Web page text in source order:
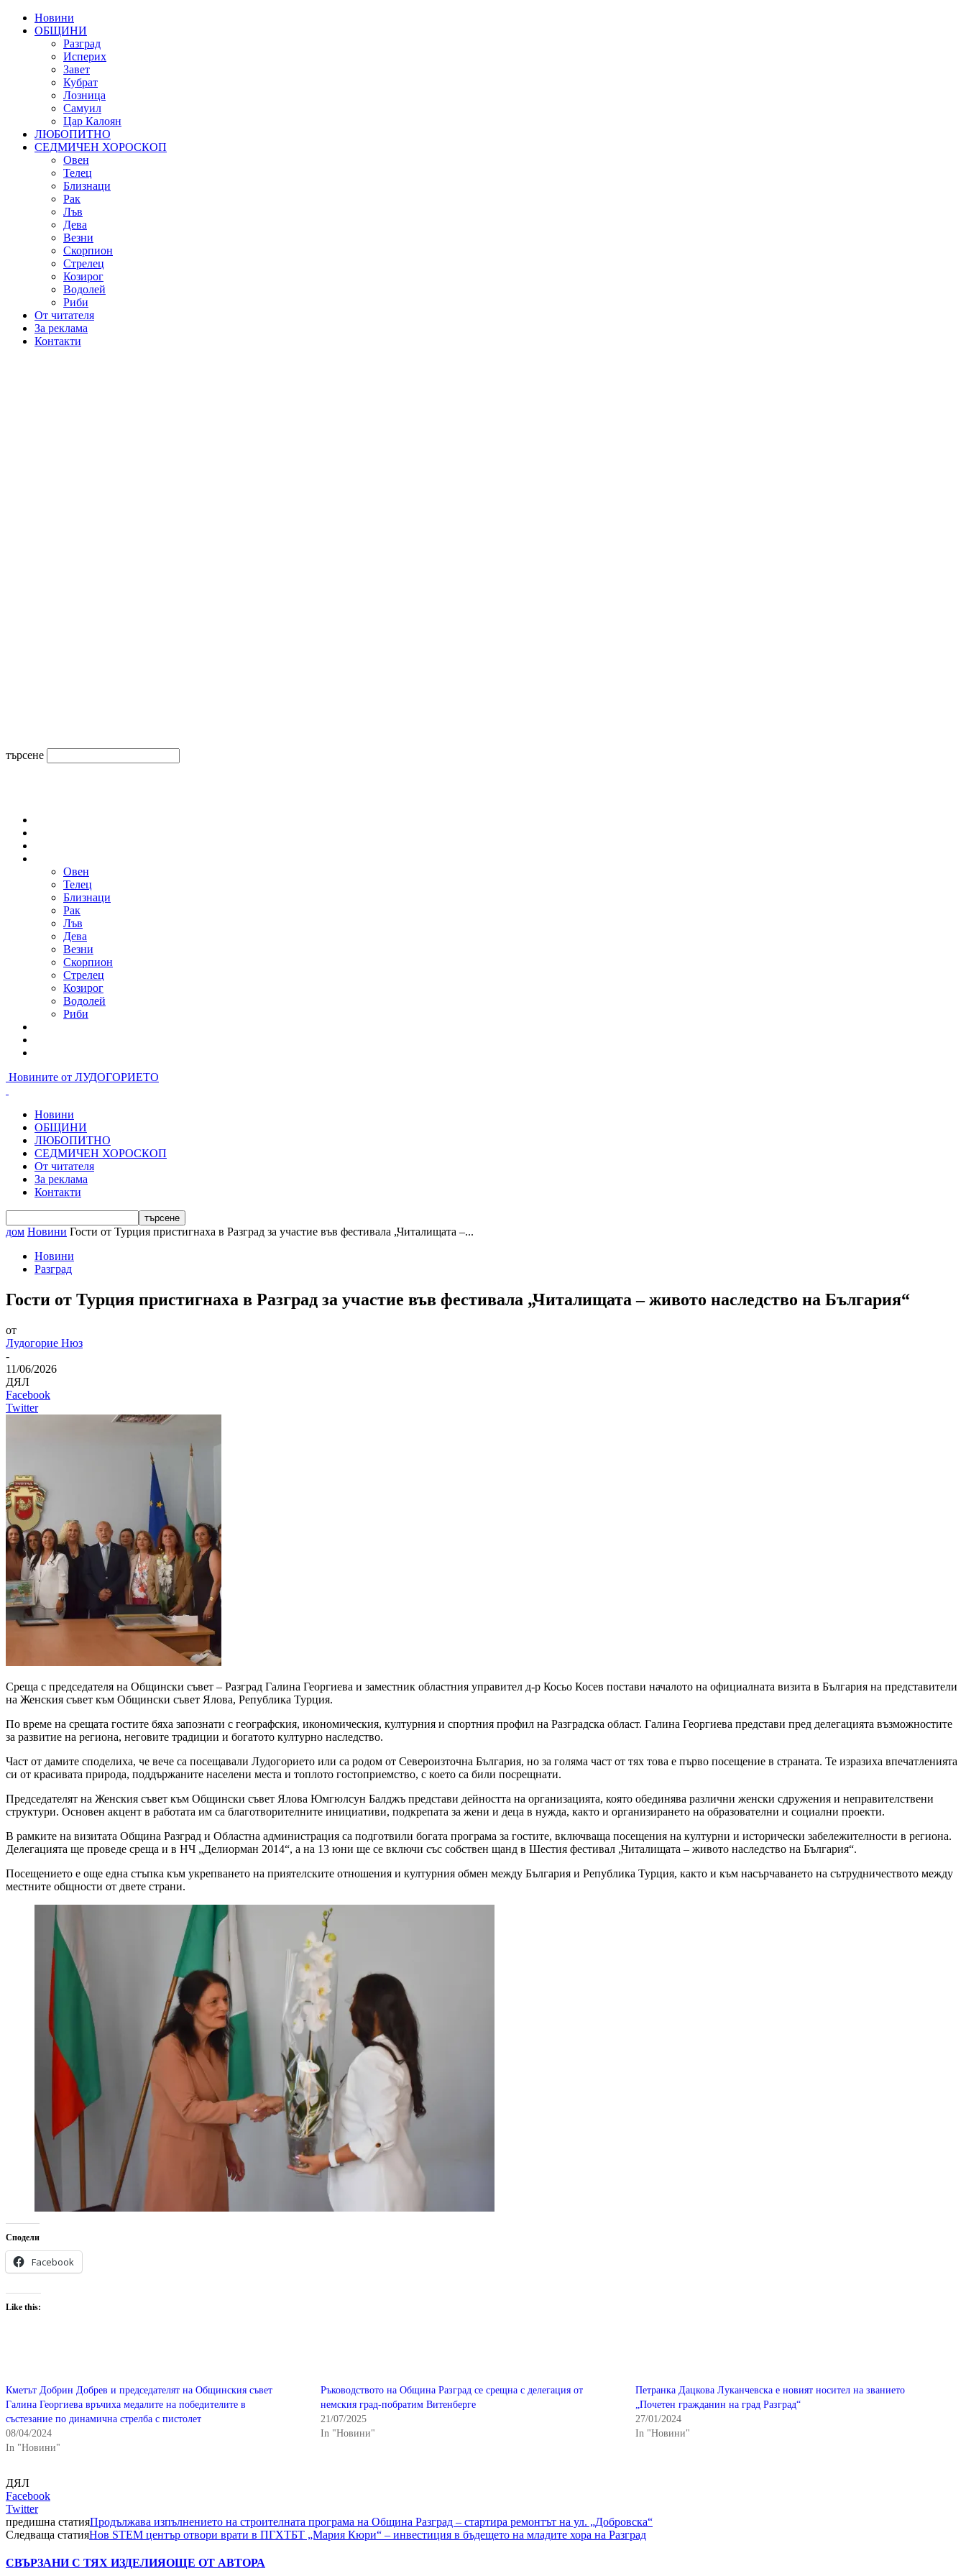
Новини
ОБЩИНИ
Разград
Исперих
Завет
Кубрат
Лозница
Самуил
Цар Калоян
ЛЮБОПИТНО
СЕДМИЧЕН ХОРОСКОП
Овен
Телец
Близнаци
Рак
Лъв
Дева
Везни
Скорпион
Стрелец
Козирог
Водолей
Риби
От читателя
За реклама
Контакти
търсене
Овен
Телец
Близнаци
Рак
Лъв
Дева
Везни
Скорпион
Стрелец
Козирог
Водолей
Риби
Новините от ЛУДОГОРИЕТО
Новини
ОБЩИНИ
ЛЮБОПИТНО
СЕДМИЧЕН ХОРОСКОП
От читателя
За реклама
Контакти
дом Новини Гости от Турция пристигнаха в Разград за участие във фестивала „Читалищата –...
Новини
Разград
Гости от Турция пристигнаха в Разград за участие във фестивала „Читалищата – живото наследство на България“
от
Лудогорие Нюз
-
11/06/2026
ДЯЛ
Facebook
Twitter
Среща с председателя на Общински съвет – Разград Галина Георгиева и заместник областния управител д-р Косьо Косев постави началото на официалната визита в България на представители
на Женския съвет към Общински съвет Ялова, Република Турция.
По време на срещата гостите бяха запознати с географския, икономическия, културния и спортния профил на Разградска област. Галина Георгиева представи пред делегацията възможностите
за развитие на региона, неговите традиции и богатото културно наследство.
Част от дамите споделиха, че вече са посещавали Лудогорието или са родом от Североизточна България, но за голяма част от тях това е първо посещение в страната. Те изразиха впечатленията
си от красивата природа, поддържаните населени места и топлото гостоприемство, с което са били посрещнати.
Председателят на Женския съвет към Общински съвет Ялова Юмгюлсун Балджъ представи дейността на организацията, която обединява различни женски сдружения и неправителствени
структури. Основен акцент в работата им са благотворителните инициативи, подкрепата за жени и деца в нужда, както и организирането на образователни и социални проекти.
В рамките на визитата Община Разград и Областна администрация са подготвили богата програма за гостите, включваща посещения на културни и исторически забележителности в региона.
Делегацията ще проведе среща и в НЧ „Делиорман 2014“, а на 13 юни ще се включи със собствен щанд в Шестия фестивал „Читалищата – живото наследство на България“.
Посещението е още една стъпка към укрепването на приятелските отношения и културния обмен между България и Република Турция, както и към насърчаването на сътрудничеството между
местните общности от двете страни.
Сподели
Facebook
Like this:
Кметът Добрин Добрев и председателят на Общинския съвет
Галина Георгиева връчиха медалите на победителите в
състезание по динамична стрелба с пистолет
08/04/2024
In "Новини"
Ръководството на Община Разград се срещна с делегация от
немския град-побратим Витенберге
21/07/2025
In "Новини"
Петранка Дацкова Луканчевска е новият носител на званието
„Почетен гражданин на град Разград“
27/01/2024
In "Новини"
ДЯЛ
Facebook
Twitter
предишна статияПродължава изпълнението на строителната програма на Община Разград – стартира ремонтът на ул. „Добровска“
Следваща статияНов STEM център отвори врати в ПГХТБТ „Мария Кюри“ – инвестиция в бъдещето на младите хора на Разград
СВЪРЗАНИ С ТЯХ ИЗДЕЛИЯОЩЕ ОТ АВТОРА